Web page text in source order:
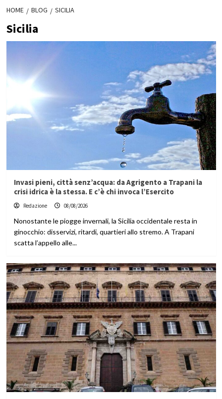
HOME BLOG SICILIA
Sicilia
Invasi pieni, città senz’acqua: da Agrigento a Trapani la
crisi idrica è la stessa. E c’è chi invoca l’Esercito
Redazione 08/08/2026
Nonostante le piogge invernali, la Sicilia occidentale resta in
ginocchio: disservizi, ritardi, quartieri allo stremo. A Trapani
scatta l’appello alle...